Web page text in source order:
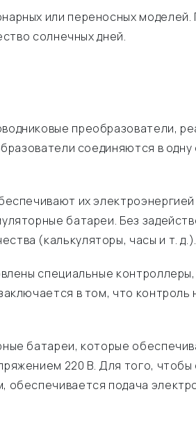
или переносных
солнечных дней.
преобразователи,
соединяются в
их
батареи. Без
(калькуляторы, часы и т.
специальные
в том, что контроль
батареи, которые
220 В. Для того,
подача